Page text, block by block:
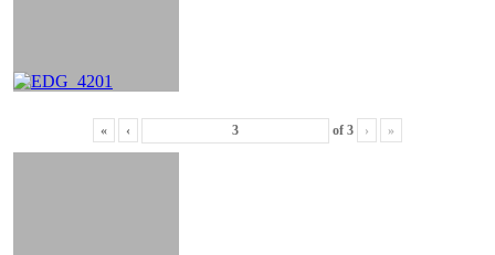
« ‹ of 3 › »